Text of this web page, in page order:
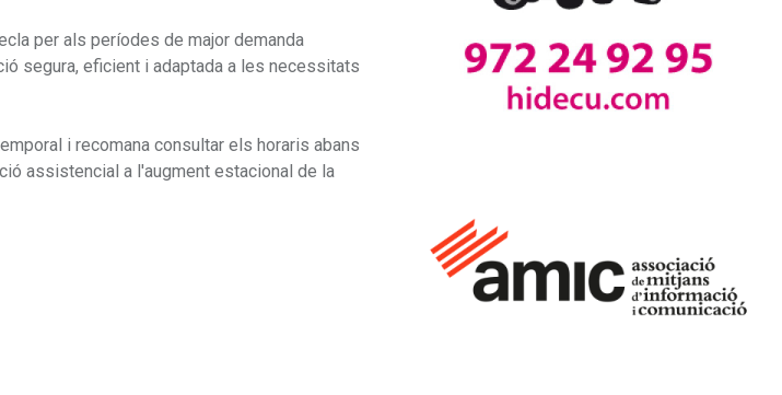
per als períodes de major demanda
segura, eficient i adaptada a les necessitats
i recomana consultar els horaris abans
assistencial a l'augment estacional de la